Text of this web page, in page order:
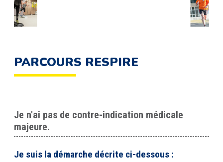
PARCOURS RESPIRE
Je n'ai pas de contre-indication médicale
majeure.
Je suis la démarche décrite ci-dessous :